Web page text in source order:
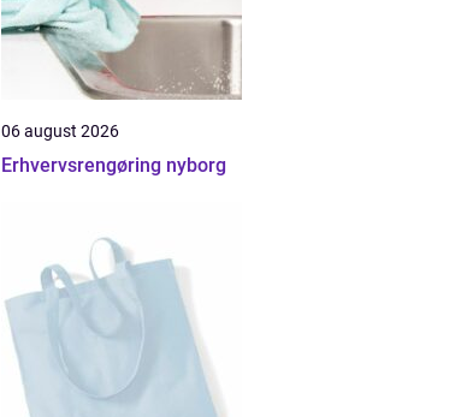
06 august 2026
Erhvervsrengøring nyborg